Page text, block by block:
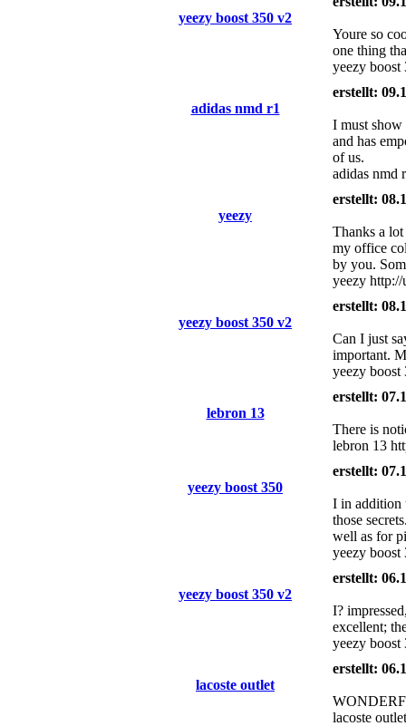
yeezy boost 350 v2
Youre so
one thing
yeezy boost
adidas nmd r1
erstellt:
I must show
and has
of us.
adidas nmd
yeezy
erstellt:
Thanks a
my office
by you.
yeezy
yeezy boost 350 v2
erstellt:
Can I just
important.
yeezy boost
lebron 13
erstellt:
There is
lebron 13
yeezy boost 350
erstellt:
I in addition
those
well as for
yeezy
yeezy boost 350 v2
erstellt:
I?
excellent;
yeezy boost
lacoste outlet
erstellt:
lacoste